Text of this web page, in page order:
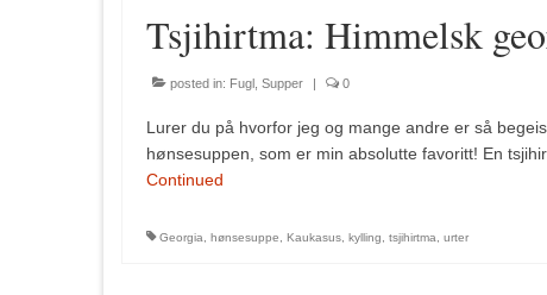
Tsjihirtma: Himmelsk
posted in: Fugl Supper 0
Lurer du på hvorfor jeg og mange andre er så
hønsesuppen, som er min absolutte favoritt! En
Continued
Georgia, hønsesuppe, Kaukasus, kylling, tsjihirtma, urter